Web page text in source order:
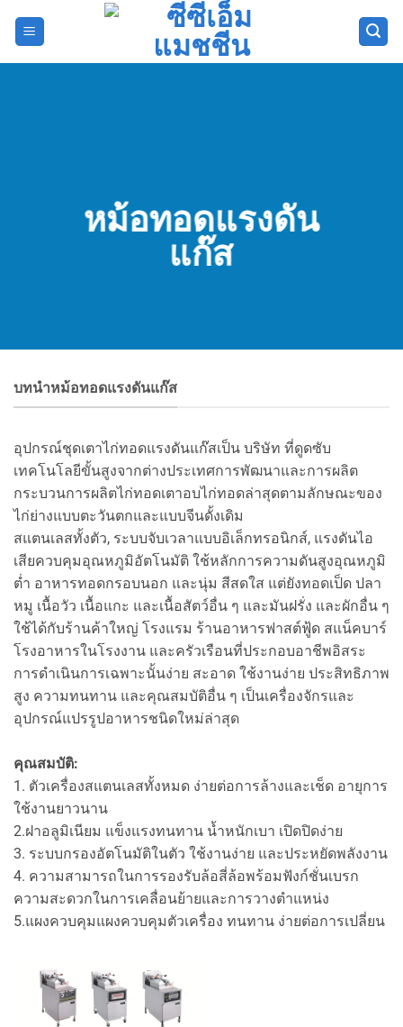
หม้อทอดแรงดัน
แก๊ส
บทนำหม้อทอดแรงดันแก๊ส
อุปกรณ์ชุดเตาไก่ทอดแรงดันแก๊สเป็น บริษัท ที่ดูดซับ
เทคโนโลยีขั้นสูงจากต่างประเทศการพัฒนาและการผลิต
กระบวนการผลิตไก่ทอดเตาอบไก่ทอดล่าสุดตามลักษณะของ
ไก่ย่างแบบตะวันตกและแบบจีนดั้งเดิม
สแตนเลสทั้งตัว, ระบบจับเวลาแบบอิเล็กทรอนิกส์, แรงดันไอ
เสียควบคุมอุณหภูมิอัตโนมัติ ใช้หลักการความดันสูงอุณหภูมิ
ต่ำ อาหารทอดกรอบนอก และนุ่ม สีสดใส แต่ยังทอดเป็ด ปลา
หมู เนื้อวัว เนื้อแกะ และเนื้อสัตว์อื่น ๆ และมันฝรั่ง และผักอื่น ๆ
ใช้ได้กับร้านค้าใหญ่ โรงแรม ร้านอาหารฟาสต์ฟู้ด สแน็คบาร์
โรงอาหารในโรงงาน และครัวเรือนที่ประกอบอาชีพอิสระ
การดำเนินการเฉพาะนั้นง่าย สะอาด ใช้งานง่าย ประสิทธิภาพ
สูง ความทนทาน และคุณสมบัติอื่น ๆ เป็นเครื่องจักรและ
อุปกรณ์แปรรูปอาหารชนิดใหม่ล่าสุด
คุณสมบัติ:
1. ตัวเครื่องสแตนเลสทั้งหมด ง่ายต่อการล้างและเช็ด อายุการ
ใช้งานยาวนาน
2.ฝาอลูมิเนียม แข็งแรงทนทาน น้ำหนักเบา เปิดปิดง่าย
3. ระบบกรองอัตโนมัติในตัว ใช้งานง่าย และประหยัดพลังงาน
4. ความสามารถในการรองรับล้อสี่ล้อพร้อมฟังก์ชั่นเบรก
ความสะดวกในการเคลื่อนย้ายและการวางตำแหน่ง
5.แผงควบคุมแผงควบคุมตัวเครื่อง ทนทาน ง่ายต่อการเปลี่ยน